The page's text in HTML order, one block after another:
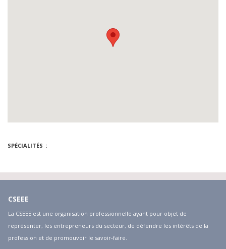
SPÉCIALITÉS
CSEEE
La CSEEE est une organisation professionnelle ayant pour objet de
représenter, les entrepreneurs du secteur, de défendre les intérêts de la
profession et de promouvoir le savoir-faire.